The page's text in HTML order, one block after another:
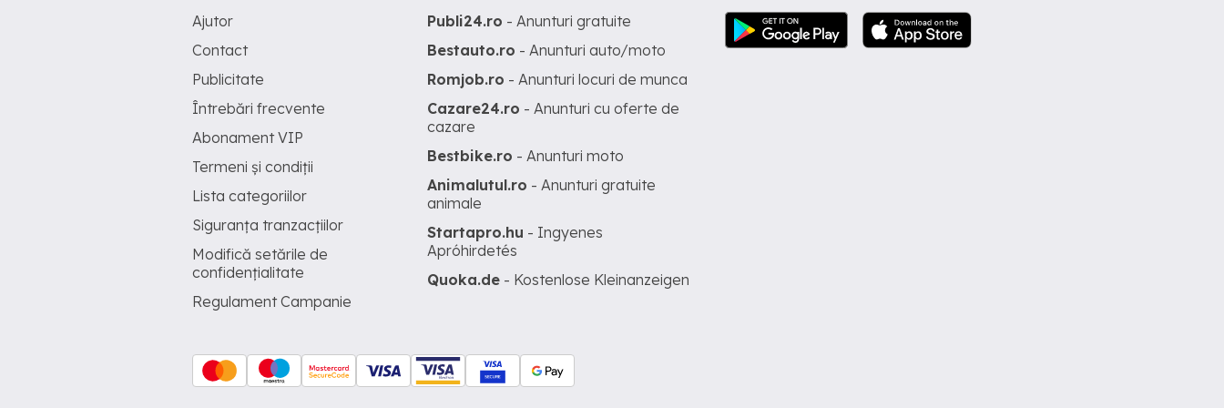
Ajutor
Contact
Publicitate
Întrebări frecvente
Abonament VIP
Termeni și condiții
Lista categoriilor
Siguranța tranzacțiilor
Modifică setările de
confidențialitate
Regulament Campanie
Publi24.ro - Anunturi gratuite
Bestauto.ro - Anunturi auto/moto
Romjob.ro - Anunturi locuri de munca
Cazare24.ro - Anunturi cu oferte de
cazare
Bestbike.ro - Anunturi moto
Animalutul.ro - Anunturi gratuite
animale
Startapro.hu - Ingyenes
Apróhirdetés
Quoka.de - Kostenlose Kleinanzeigen